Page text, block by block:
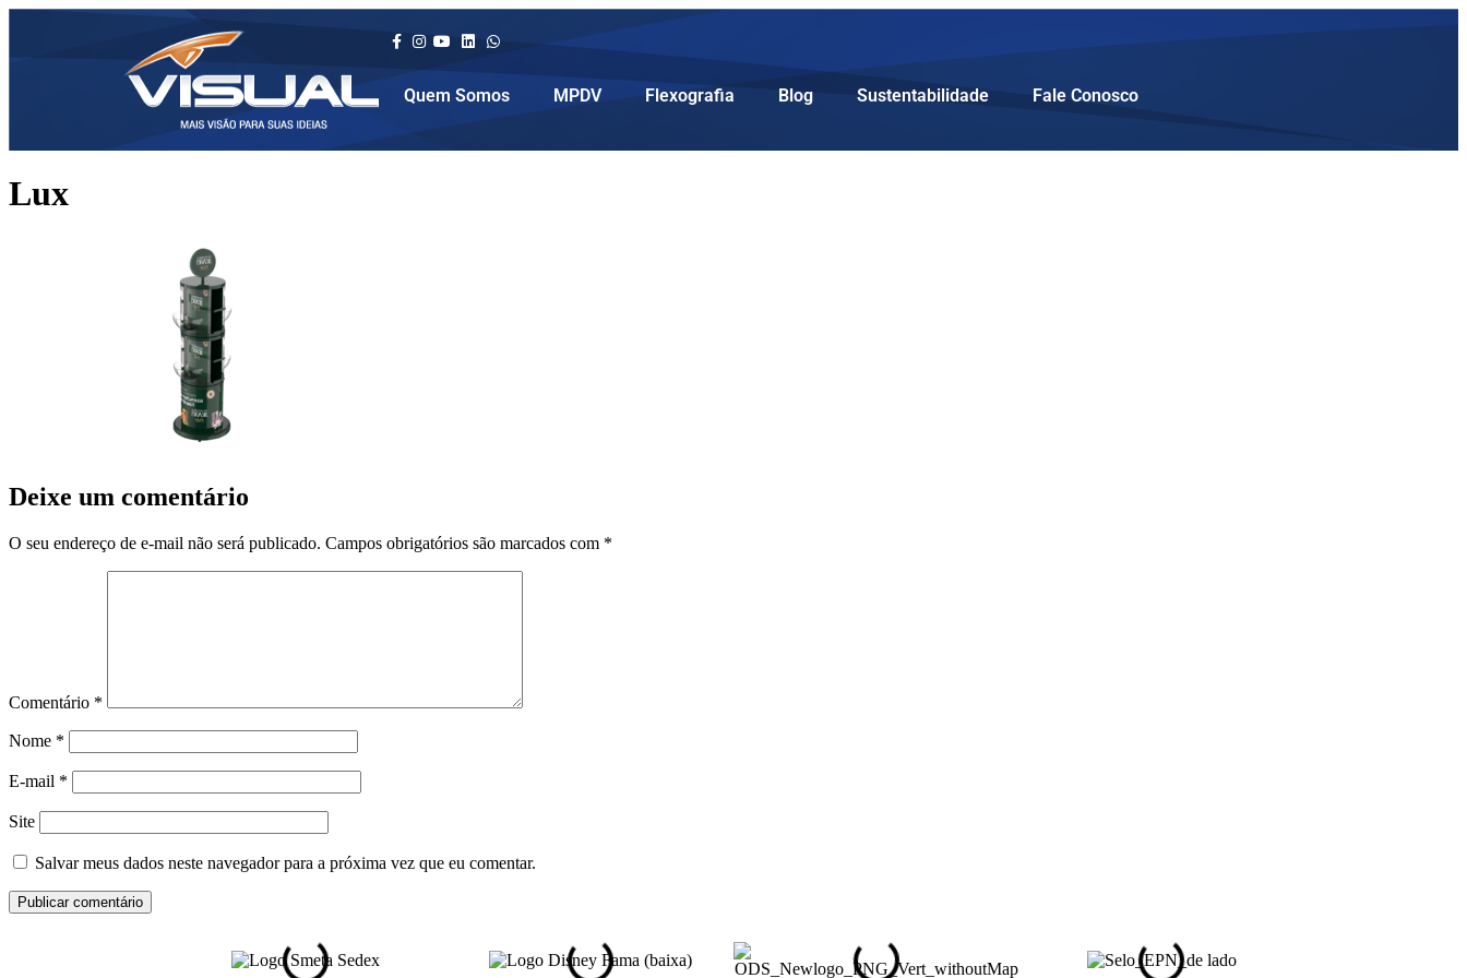
Quem Somos MPDV Flexografia Blog Sustentabilidade Fale Conosco
Lux
Deixe um comentário
O seu endereço de e-mail não será publicado. Campos obrigatórios são marcados com *
Comentário *
Nome *
E-mail *
Site
Salvar meus dados neste navegador para a próxima vez que eu comentar.